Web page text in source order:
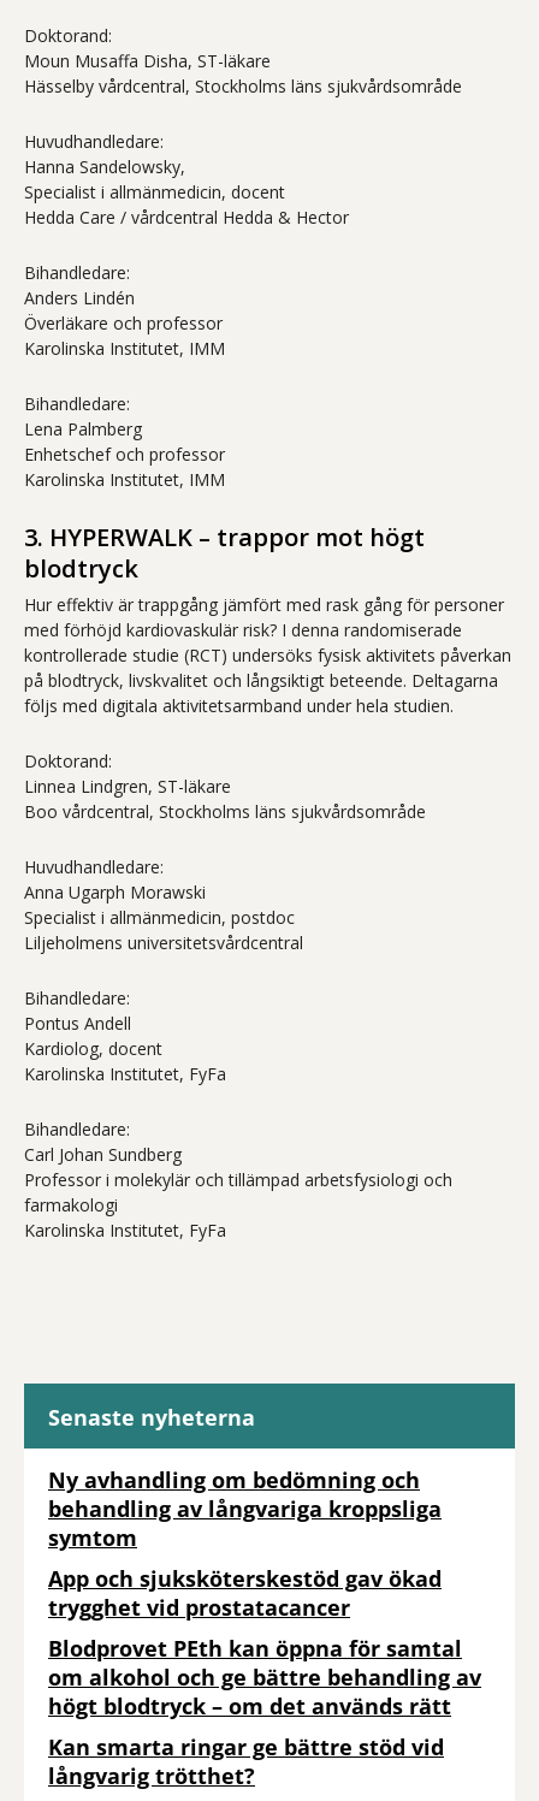
Doktorand:
Moun Musaffa Disha, ST-läkare
Hässelby vårdcentral, Stockholms läns sjukvårdsområde
Huvudhandledare:
Hanna Sandelowsky,
Specialist i allmänmedicin, docent
Hedda Care / vårdcentral Hedda & Hector
Bihandledare:
Anders Lindén
Överläkare och professor
Karolinska Institutet, IMM
Bihandledare:
Lena Palmberg
Enhetschef och professor
Karolinska Institutet, IMM
3. HYPERWALK – trappor mot högt
blodtryck
Hur effektiv är trappgång jämfört med rask gång för personer
med förhöjd kardiovaskulär risk? I denna randomiserade
kontrollerade studie (RCT) undersöks fysisk aktivitets påverkan
på blodtryck, livskvalitet och långsiktigt beteende. Deltagarna
följs med digitala aktivitetsarmband under hela studien.
Doktorand:
Linnea Lindgren, ST-läkare
Boo vårdcentral, Stockholms läns sjukvårdsområde
Huvudhandledare:
Anna Ugarph Morawski
Specialist i allmänmedicin, postdoc
Liljeholmens universitetsvårdcentral
Bihandledare:
Pontus Andell
Kardiolog, docent
Karolinska Institutet, FyFa
Bihandledare:
Carl Johan Sundberg
Professor i molekylär och tillämpad arbetsfysiologi och
farmakologi
Karolinska Institutet, FyFa
Senaste nyheterna
Ny avhandling om bedömning och
behandling av långvariga kroppsliga
symtom
App och sjuksköterskestöd gav ökad
trygghet vid prostatacancer
Blodprovet PEth kan öppna för samtal
om alkohol och ge bättre behandling av
högt blodtryck – om det används rätt
Kan smarta ringar ge bättre stöd vid
långvarig trötthet?